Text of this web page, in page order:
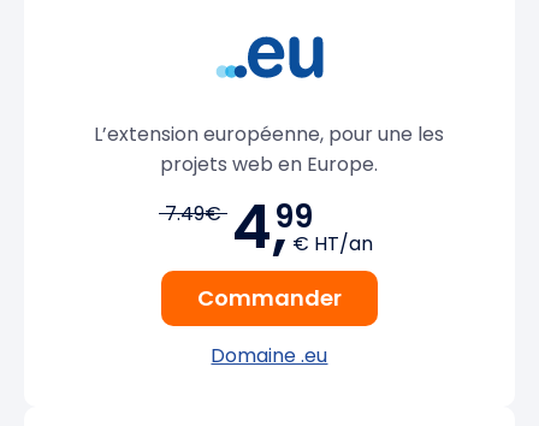
L’extension européenne, pour une les
projets web en Europe.
7.49€ 4,99
€ HT/an
Commander
Domaine .eu